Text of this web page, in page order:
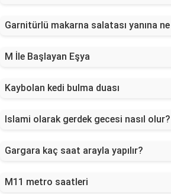
Garnitürlü makarna salatası yanına ne
M İle Başlayan Eşya
Kaybolan kedi bulma duası
Islami olarak gerdek gecesi nasıl olur?
Gargara kaç saat arayla yapılır?
M11 metro saatleri